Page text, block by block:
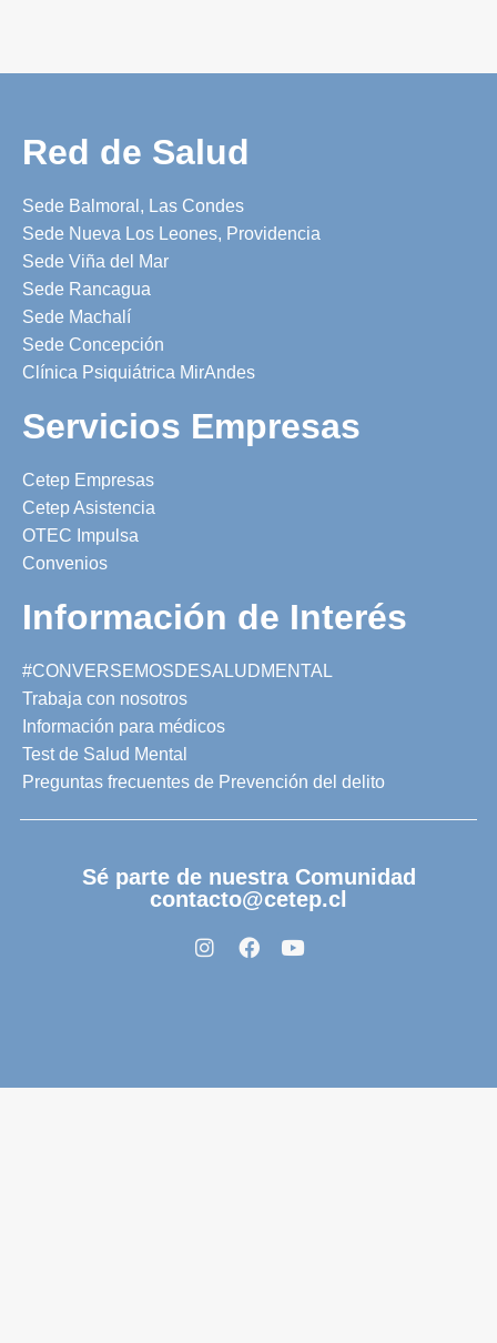
Red de Salud
Sede Balmoral, Las Condes
Sede Nueva Los Leones, Providencia
Sede Viña del Mar
Sede Rancagua
Sede Machalí
Sede Concepción
Clínica Psiquiátrica MirAndes
Servicios Empresas
Cetep Empresas
Cetep Asistencia
OTEC Impulsa
Convenios
Información de Interés
#CONVERSEMOSDESALUDMENTAL
Trabaja con nosotros
Información para médicos
Test de Salud Mental
Preguntas frecuentes de Prevención del delito
Sé parte de nuestra Comunidad
contacto@cetep.cl